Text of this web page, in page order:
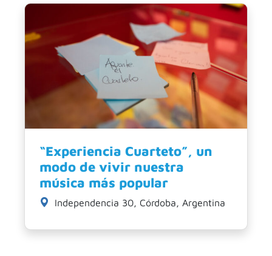
“Experiencia Cuarteto”, un
modo de vivir nuestra
música más popular
Independencia 30, Córdoba, Argentina